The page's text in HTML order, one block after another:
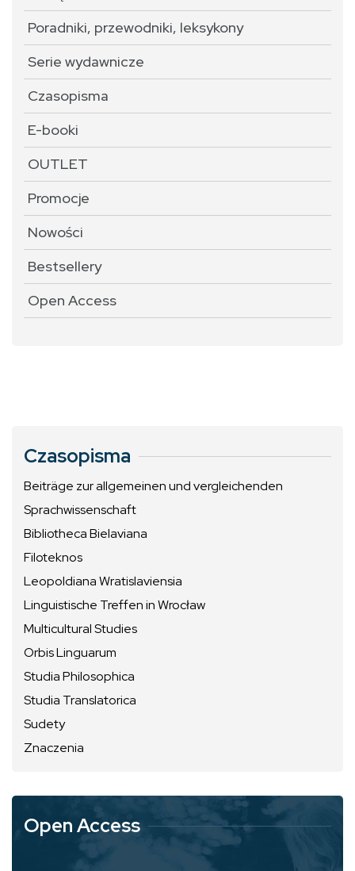
Poradniki, przewodniki, leksykony
Serie wydawnicze
Czasopisma
E-booki
OUTLET
Promocje
Nowości
Bestsellery
Open Access
Czasopisma
Beiträge zur allgemeinen und vergleichenden
Sprachwissenschaft
Bibliotheca Bielaviana
Filoteknos
Leopoldiana Wratislaviensia
Linguistische Treffen in Wrocław
Multicultural Studies
Orbis Linguarum
Studia Philosophica
Studia Translatorica
Sudety
Znaczenia
Open Access